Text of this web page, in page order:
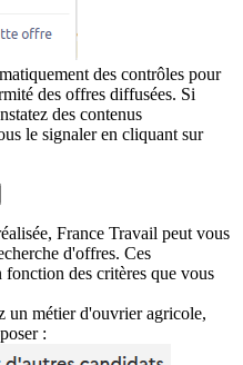
des contrôles pour
des offres diffusées. Si
des contenus
le signaler en cliquant sur
France Travail peut vous
d'offres. Ces
fonction des critères que vous
un métier d'ouvrier agricole,
: